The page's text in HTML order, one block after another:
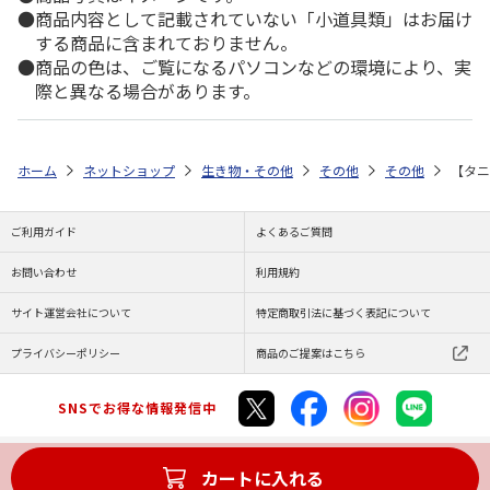
商品内容として記載されていない「小道具類」はお届け
する商品に含まれておりません。
商品の色は、ご覧になるパソコンなどの環境により、実
際と異なる場合があります。
カートに入れる
ホーム ネットショップ 生き物・その他 その他 その他 【タ
ご利用ガイド よくあるご質問
お問い合わせ 利用規約
サイト運営会社について 特定商取引法に基づく表記について
プライバシーポリシー 商品のご提案はこちら
SNSでお得な情報発信中